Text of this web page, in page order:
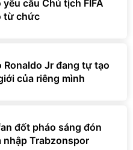
yêu cầu Chủ tịch FIFA
từ chức
Ronaldo Jr đang tự tạo
của riêng mình
đốt pháo sáng đón
nhập Trabzonspor